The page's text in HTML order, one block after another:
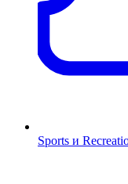
Sports и